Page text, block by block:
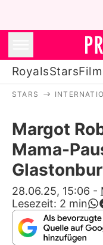
RoyalsStars
STARS
Margot
Mama-
28.06.25, 15:06 -
Lesezeit: 2 min